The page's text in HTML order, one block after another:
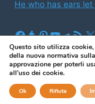
He who has ears let
Facebook
Tumblr
Pinterest
Feed RSS
X
(2026) Il blog di
Questo sito utilizza
della nuova normativa
approvazione per poterli
all’uso dei cookie.
Ok Rifiuta